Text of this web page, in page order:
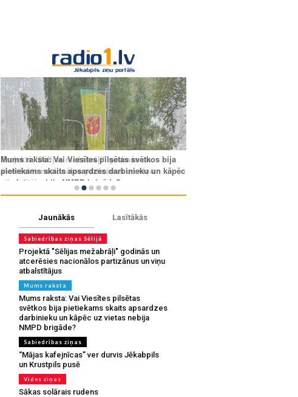
Jaunākās Lasītākās
Sabiedrības ziņas Sēlijā
Projektā "Sēlijas mežabrāļi" godinās un
atcerēsies nacionālos partizānus un viņu
atbalstītājus
Mums raksta
Mums raksta: Vai Viesītes pilsētas
svētkos bija pietiekams skaits apsardzes
darbinieku un kāpēc uz vietas nebija
NMPD brigāde?
Sabiedrības ziņas
“Mājas kafejnīcas” ver durvis Jēkabpils
un Krustpils pusē
Vides ziņas
Sākas solārais rudens